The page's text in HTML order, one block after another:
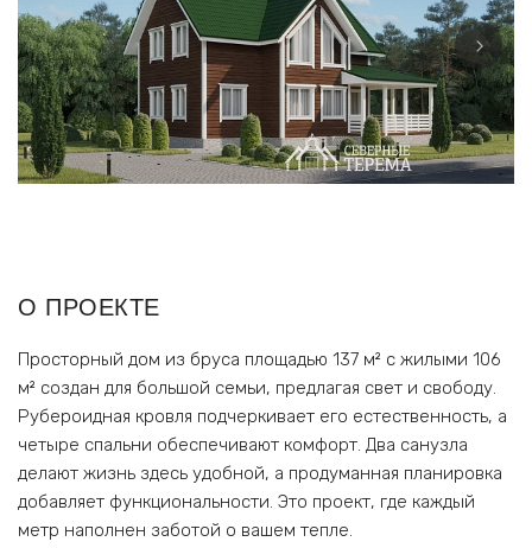
О ПРОЕКТЕ
Просторный дом из бруса площадью 137 м² с жилыми 106
м² создан для большой семьи, предлагая свет и свободу.
Рубероидная кровля подчеркивает его естественность, а
четыре спальни обеспечивают комфорт. Два санузла
делают жизнь здесь удобной, а продуманная планировка
добавляет функциональности. Это проект, где каждый
метр наполнен заботой о вашем тепле.